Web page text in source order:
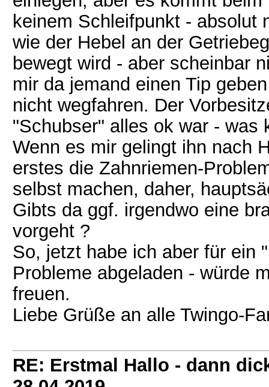
keinem Schleifpunkt - absolut
wie der Hebel an der
bewegt wird - aber scheinbar
mir da jemand einen Tip
nicht wegfahren. Der
"Schubser" alles ok war - was
Wenn es mir gelingt ihn nach
erstes die Zahnriemen-
selbst machen, daher,
Gibts da ggf. irgendwo eine
vorgeht ?
So, jetzt habe ich aber für ein
Probleme abgeladen - würde
freuen.
Liebe Grüße an alle Twingo-
RE: Erstmal Hallo - dann